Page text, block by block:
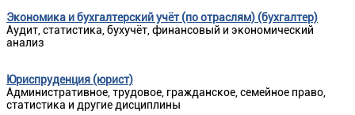
Экономика и бухгалтерский учёт (по отраслям) (бухгалтер)
Аудит, статистика, бухучёт, финансовый и экономический
анализ
Юриспруденция (юрист)
Административное, трудовое, гражданское, семейное право,
статистика и другие дисциплины